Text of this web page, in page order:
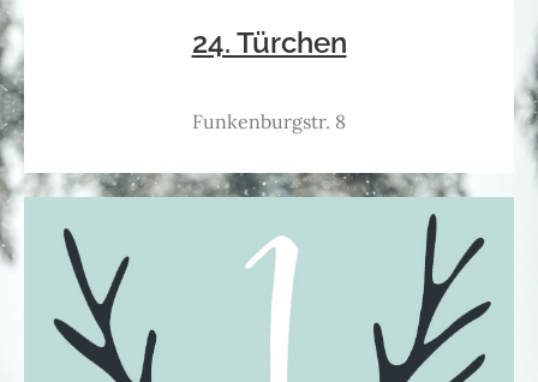
24. Türchen
Funkenburgstr. 8